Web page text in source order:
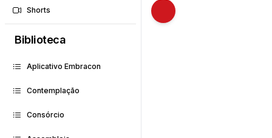
Shorts
Biblioteca
Aplicativo Embracon
Contemplação
Consórcio
Abrir descrição